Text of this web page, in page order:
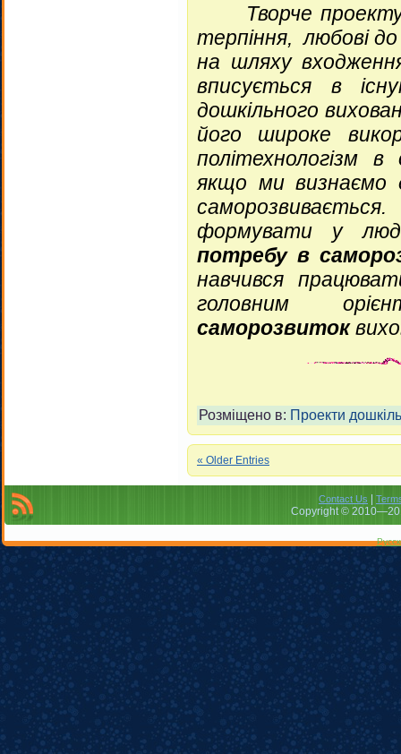
Творче
терпіння, любові
на шляху
вписується в
дошкільного
його широке
політехнологізм в
якщо ми визнаємо
формувати у
потребу в
навчився
головним
саморозвиток
Розміщено в: Проекти
« Older Entries
Contact Us
Copyright ©